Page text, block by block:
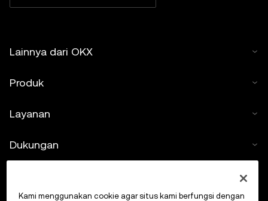
Lainnya dari OKX
Produk
Layanan
Dukungan
Kami menggunakan cookie agar situs kami berfungsi dengan